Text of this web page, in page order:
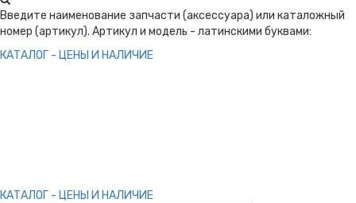
Введите наименование запчасти (аксессуара) или каталожный
номер (артикул). Артикул и модель - латинскими буквами:
КАТАЛОГ - ЦЕНЫ И НАЛИЧИЕ
КАТАЛОГ - ЦЕНЫ И НАЛИЧИЕ